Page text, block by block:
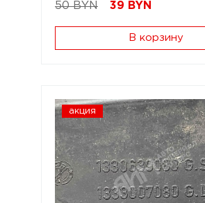
50 BYN 39 BYN
В корзину
акция